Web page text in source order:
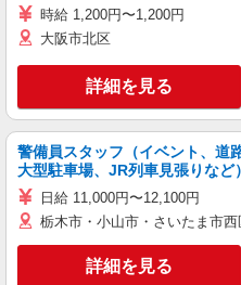
時給 1,200円〜1,200円
大阪市北区
詳細を見る
警備員スタッフ（イベント、道
大型駐車場、JR列車見張りなど）
日給 11,000円〜12,100円
栃木市・小山市・さいたま市
詳細を見る